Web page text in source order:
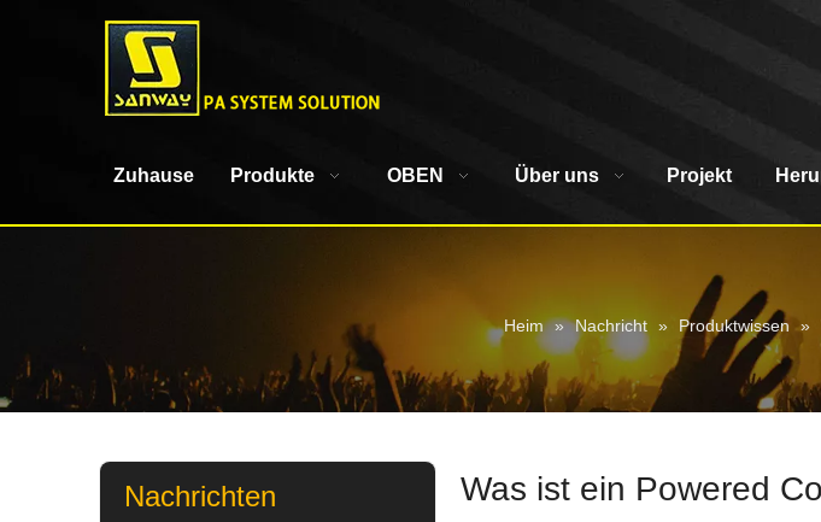
Zuhause Produkte OBEN Über uns Projekt
Heim » Nachricht » Produktwissen »
Nachrichten Was ist ein Powered